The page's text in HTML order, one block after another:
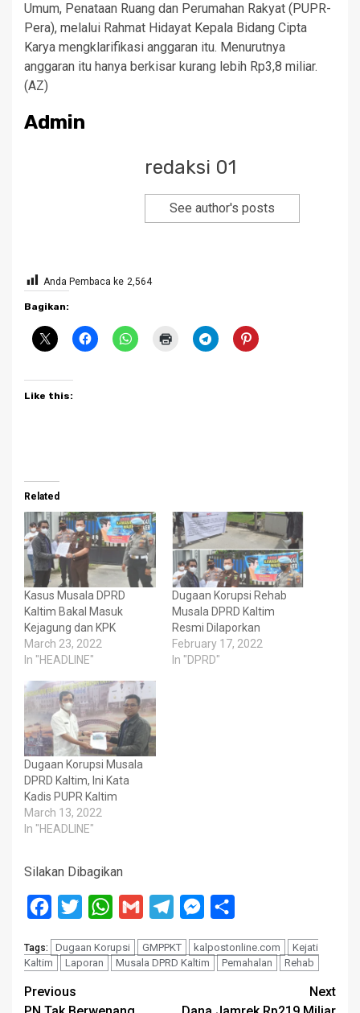
Umum, Penataan Ruang dan Perumahan Rakyat (PUPR-
Pera), melalui Rahmat Hidayat Kepala Bidang Cipta
Karya mengklarifikasi anggaran itu. Menurutnya
anggaran itu hanya berkisar kurang lebih Rp3,8 miliar.
(AZ)
Admin
redaksi 01
See author's posts
Anda Pembaca ke 2,564
Bagikan:
Like this:
Related
Kasus Musala DPRD
Kaltim Bakal Masuk
Kejagung dan KPK
March 23, 2022
In "HEADLINE"
Dugaan Korupsi Rehab
Musala DPRD Kaltim
Resmi Dilaporkan
February 17, 2022
In "DPRD"
Dugaan Korupsi Musala
DPRD Kaltim, Ini Kata
Kadis PUPR Kaltim
March 13, 2022
In "HEADLINE"
Silakan Dibagikan
Facebook
Twitter WhatsApp
Gmail TelegramMessenger
Tags: Dugaan Korupsi GMPPKT kalpostonline.com
Kejati
Kaltim
Laporan Musala DPRD Kaltim Pemahalan Rehab
Post
Previous
Next